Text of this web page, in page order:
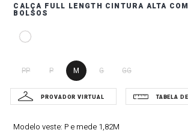
CALÇA FULL LENGTH CINTURA ALTA COM
BOLSOS
PP P M G GG
Modelo veste: P e mede 1,82M